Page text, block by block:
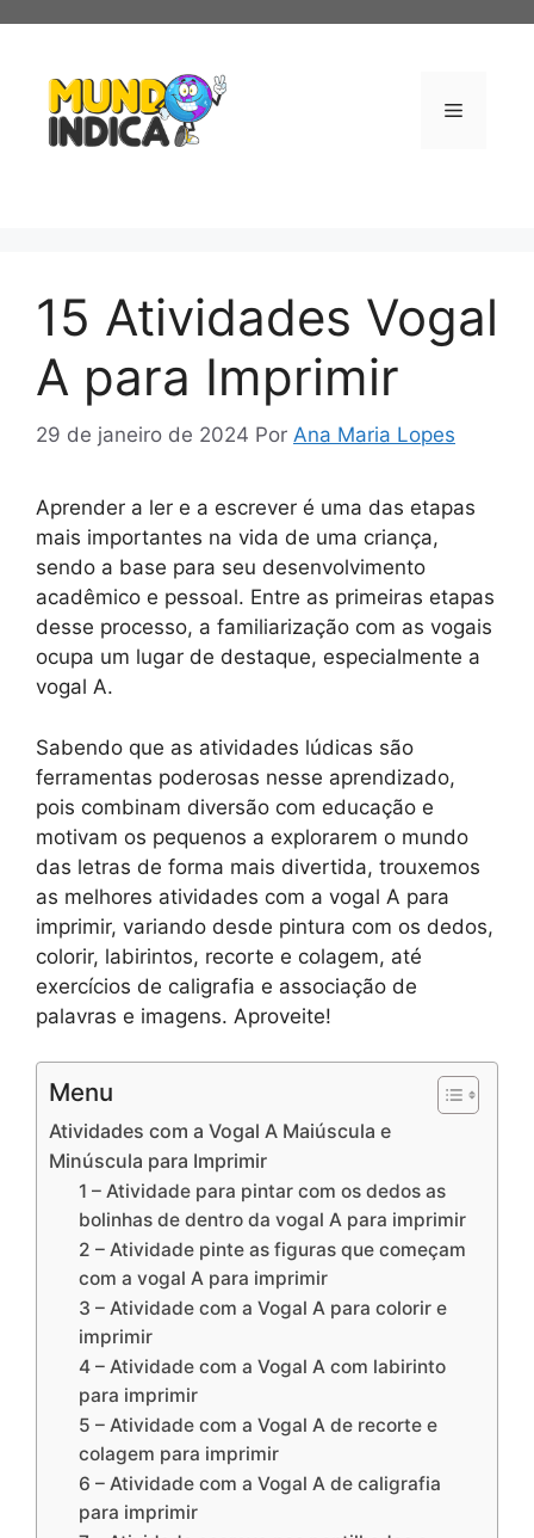
conteúdo
Menu
15 Atividades Vogal
A para Imprimir
29 de janeiro de 2024 Por Ana Maria Lopes
Aprender a ler e a escrever é uma das etapas
mais importantes na vida de uma criança,
sendo a base para seu desenvolvimento
acadêmico e pessoal. Entre as primeiras etapas
desse processo, a familiarização com as vogais
ocupa um lugar de destaque, especialmente a
vogal A.
Sabendo que as atividades lúdicas são
ferramentas poderosas nesse aprendizado,
pois combinam diversão com educação e
motivam os pequenos a explorarem o mundo
das letras de forma mais divertida, trouxemos
as melhores atividades com a vogal A para
imprimir, variando desde pintura com os dedos,
colorir, labirintos, recorte e colagem, até
exercícios de caligrafia e associação de
palavras e imagens. Aproveite!
Menu
Atividades com a Vogal A Maiúscula e
Minúscula para Imprimir
1 – Atividade para pintar com os dedos as
bolinhas de dentro da vogal A para imprimir
2 – Atividade pinte as figuras que começam
com a vogal A para imprimir
3 – Atividade com a Vogal A para colorir e
imprimir
4 – Atividade com a Vogal A com labirinto
para imprimir
5 – Atividade com a Vogal A de recorte e
colagem para imprimir
6 – Atividade com a Vogal A de caligrafia
para imprimir